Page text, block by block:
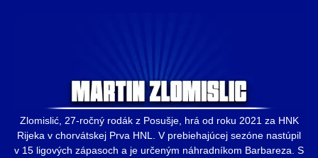
Zlomislić, 27-ročný rodák z Posušje, hrá od roku 2021 za HNK
Rijeka v chorvátskej Prva HNL. V prebiehajúcej sezóne nastúpil
v 15 ligových zápasoch a je určeným náhradníkom Barbareza. S